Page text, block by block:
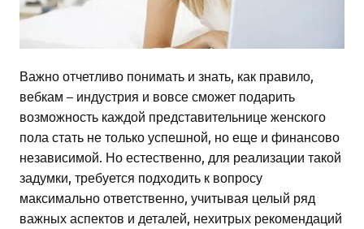
Важно отчетливо понимать и знать, как правило,
вебкам – индустрия и вовсе сможет подарить
возможность каждой представительнице женского
пола стать не только успешной, но еще и финансово
независимой. Но естественно, для реализации такой
задумки, требуется подходить к вопросу
максимально ответственно, учитывая целый ряд
важных аспектов и деталей, нехитрых рекомендаций